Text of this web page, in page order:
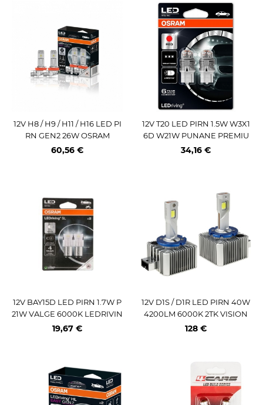
12V H8 / H9 / H11 / H16 LED PI
RN GEN2 26W OSRAM
60,56 €
12V T20 LED PIRN 1.5W W3X1
6D W21W PUNANE PREMIU
M BLISTER 2TK OSRAM
34,16 €
12V BAY15D LED PIRN 1.7W P
21W VALGE 6000K LEDRIVIN
G SL BLISTER 2TK OSRAM
19,67 €
12V D1S / D1R LED PIRN 40W
4200LM 6000K 2TK VISION
128 €